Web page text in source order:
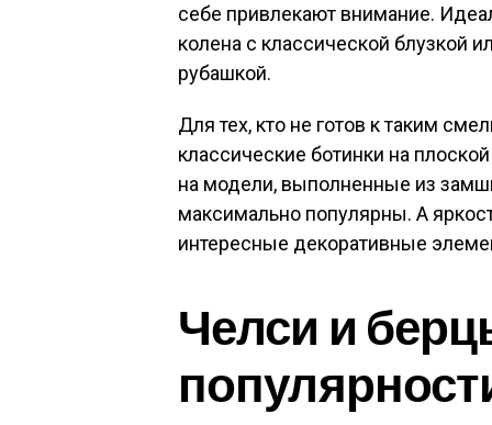
себе привлекают внимание.
колена с классической блузкой
рубашкой.
Для тех, кто не готов к таким
классические ботинки на
на модели, выполненные из
максимально популярны. А
интересные декоративные
Челси и